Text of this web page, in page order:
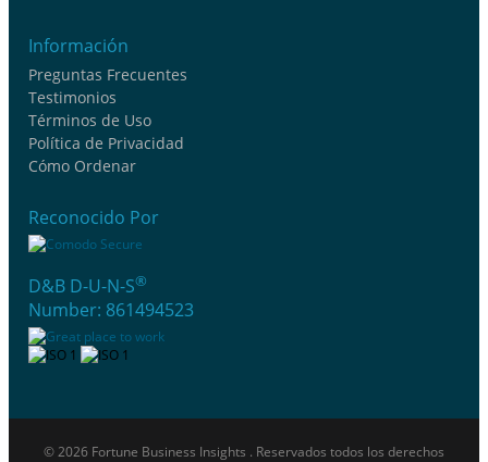
Información
Preguntas Frecuentes
Testimonios
Términos de Uso
Política de Privacidad
Cómo Ordenar
Reconocido Por
D&B D-U-N-S®
Number: 861494523
© 2026 Fortune Business Insights . Reservados todos los derechos